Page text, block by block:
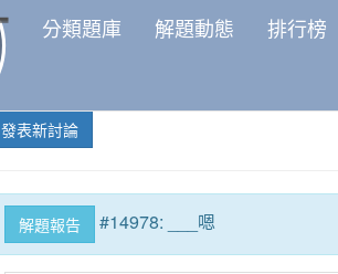
分類題庫 解題動態 排行榜
發表新討論
解題報告 #14978: ___嗯